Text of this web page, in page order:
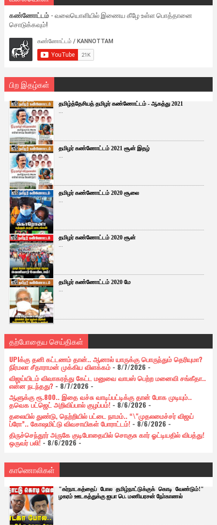
கண்ணோட்டம் - வலையொளியில் இணைய கீழே உள்ள பொத்தானை
சொடுக்கவும்!
பிற இதழ்கள்
தமிழ்த்தேசியத் தமிழர் கண்ணோட்டம் - ஆகத்து 2021
...
தமிழர் கண்ணோட்டம் 2021 சூன் இதழ்
...
தமிழர் கண்ணோட்டம் 2020 சூலை
...
தமிழர் கண்ணோட்டம் 2020 சூன்
...
தமிழர் கண்ணோட்டம் 2020 மே
...
தற்போதைய செய்திகள்
UPIக்கு தனி கட்டணம் தான்.. ஆனால் யாருக்கு பொருந்தும் தெரியுமா?
நிர்மலா சீதாராமன் முக்கிய விளக்கம்- 8/7/2026 -
விஜய்யிடம் விவாகரத்து கேட்ட மனுவை வாபஸ் பெற்ற மனைவி சங்கீதா..
என்ன நடந்தது?- 8/7/2026 -
ஆளுக்கு ரூ.800.. இதை வச்சு வாடிப்பட்டிக்கு தான் போக முடியும்..
தவெக பட்ஜெட் அறிவிப்பால் குழப்பம்!- 8/6/2026 -
தலையில் துண்டு, நெற்றியில் பட்டை நாமம்.. “\"முதலமைச்சர் விஜய்
ப்ரோ”.. கோஷமிட்டு விவசாயிகள் போராட்டம்!- 8/6/2026 -
திருச்செந்தூர் அருகே குடிபோதையில் சொகுசு கார் ஓட்டியதில் விபத்து!
ஒருவர் பலி!- 8/6/2026-
காணொலிகள்
"கர்நாடகத்தைப் போல தமிழ்நாட்டுக்குக் கொடி வேண்டும்!"
ழகரம் ஊடகத்துக்கு ஐயா பெ. மணியரசன் நோ்காணல்